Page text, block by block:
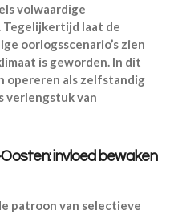
volwaardige
Tegelijkertijd laat de
oorlogsscenario’s zien
is geworden. In dit
opereren als zelfstandig
verlengstuk van
invloed bewaken
patroon van selectieve